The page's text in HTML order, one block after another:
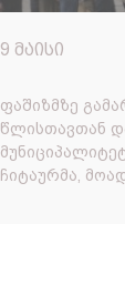
9 მაისი
ფაშიზმზე
წლისთავთან
ჩიტაურმა,